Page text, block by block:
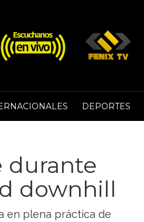
DEPORTES
durante
downhill
en plena práctica de